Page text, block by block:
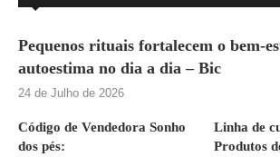
Pequenos rituais fortalecem o bem-
autoestima no dia a dia – Bic
24 de Julho de 2026
Código de Vendedora Sonho
dos pés:
Linha de
Produtos